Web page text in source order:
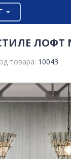
ЛОФТ
товара: 10043